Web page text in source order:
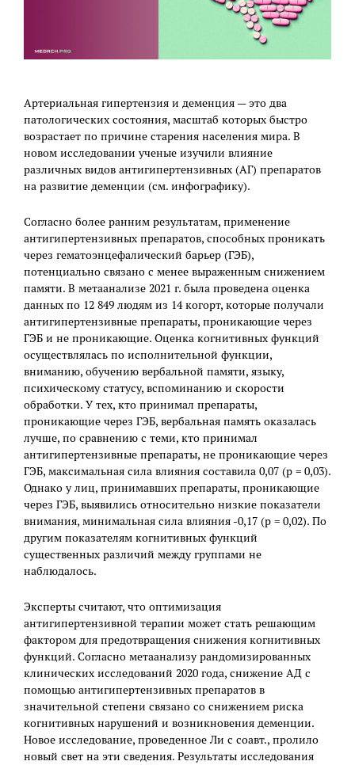
Артериальная гипертензия и деменция — это два
патологических состояния, масштаб которых быстро
возрастает по причине старения населения мира. В
новом исследовании ученые изучили влияние
различных видов антигипертензивных (АГ) препаратов
на развитие деменции (см. инфографику).
Согласно более ранним результатам, применение
антигипертензивных препаратов, способных проникать
через гематоэнцефалический барьер (ГЭБ),
потенциально связано с менее выраженным снижением
памяти. В метаанализе 2021 г. была проведена оценка
данных по 12 849 людям из 14 когорт, которые получали
антигипертензивные препараты, проникающие через
ГЭБ и не проникающие. Оценка когнитивных функций
осуществлялась по исполнительной функции,
вниманию, обучению вербальной памяти, языку,
психическому статусу, вспоминанию и скорости
обработки. У тех, кто принимал препараты,
проникающие через ГЭБ, вербальная память оказалась
лучше, по сравнению с теми, кто принимал
антигипертензивные препараты, не проникающие через
ГЭБ, максимальная сила влияния составила 0,07 (p = 0,03).
Однако у лиц, принимавших препараты, проникающие
через ГЭБ, выявились относительно низкие показатели
внимания, минимальная сила влияния -0,17 (p = 0,02). По
другим показателям когнитивных функций
существенных различий между группами не
наблюдалось.
Эксперты считают, что оптимизация
антигипертензивной терапии может стать решающим
фактором для предотвращения снижения когнитивных
функций. Согласно метаанализу рандомизированных
клинических исследований 2020 года, снижение АД с
помощью антигипертензивных препаратов в
значительной степени связано со снижением риска
когнитивных нарушений и возникновения деменции.
Новое исследование, проведенное Ли с соавт., пролило
новый свет на эти сведения. Результаты исследования